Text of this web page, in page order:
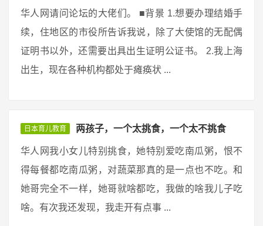
华人网请问论坛的大佬们。 ■背景 1.想要办理结婚手
续，住地区的市役所告诉我说，除了大使馆的无配偶
证明书以外，还需要出具出生证明公证书。 2.我上海
出生，现在各种机构都处于瘫痪状 ...
日本育儿教育 两孩子，一个太挑食，一个太不挑食
华人网我小女儿特别挑食，她特别爱吃南瓜粥，恨不
得每餐都吃南瓜粥，对蔬菜那真的是一点也不吃。和
她哥完全不一样，她哥就啥都吃，我做的啥我儿子吃
啥。有次我还发现，我走开有点事 ...